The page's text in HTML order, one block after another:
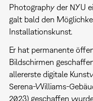
Photography der NYU
galt bald den
Installationskunst.
Er hat permanente
Bildschirmen
allererste digitale
Serena-Williams-
2023) geschaffen